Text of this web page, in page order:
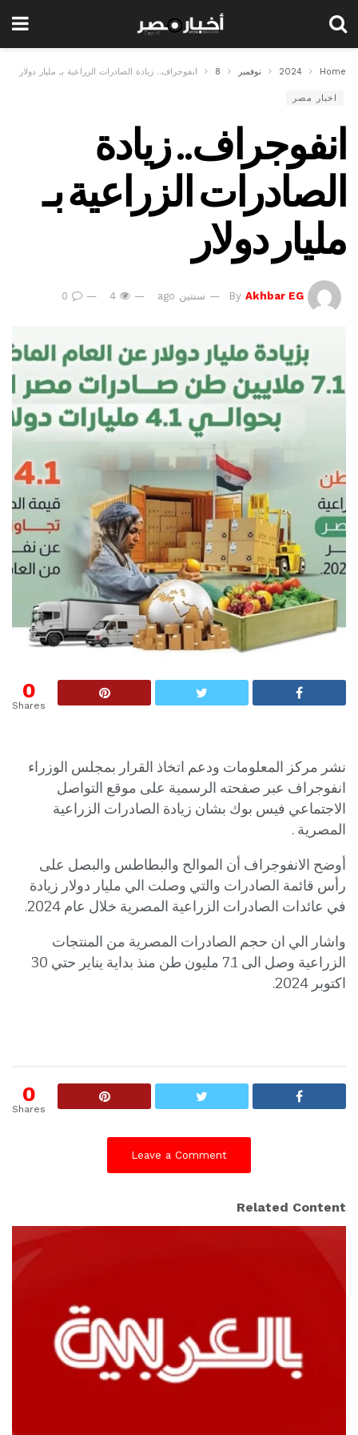
Home
2024 نوفمبر 8 انفوجراف.. زيادة الصادرات الزراعية بـ مليار دولار
اخبار مصر
انفوجراف.. زيادة
الصادرات الزراعية بـ
مليار دولار
By Akhbar EG سنتين ago
0
Shares
نشر مركز المعلومات ودعم اتخاذ القرار بمجلس الوزراء
انفوجراف عبر صفحته الرسمية على موقع التواصل
الاجتماعي فيس بوك بشان زيادة الصادرات الزراعية
المصرية .
أوضح الانفوجراف أن الموالح والبطاطس والبصل على
رأس قائمة الصادرات والتي وصلت الي مليار دولار زيادة
في عائدات الصادرات الزراعية المصرية خلال عام 2024.
واشار الي ان حجم الصادرات المصرية من المنتجات
الزراعية وصل الى 7.1 مليون طن منذ بداية يناير حتي 30
اكتوبر 2024.
0
Shares
Leave a Comment
Related Content